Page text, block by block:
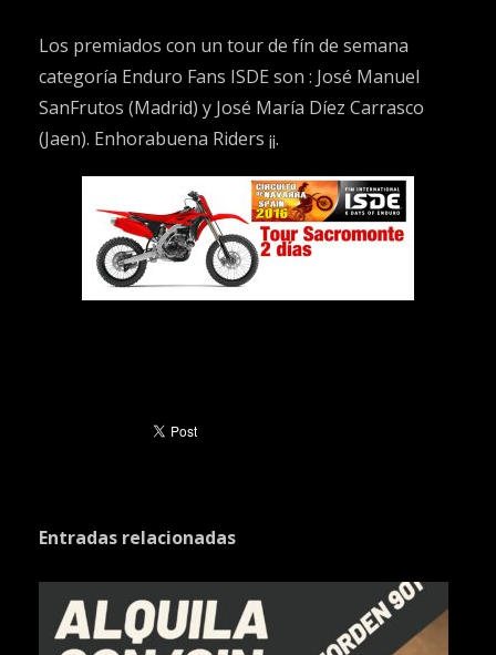
Los premiados con un tour de fín de semana
categoría Enduro Fans ISDE son : José Manuel
SanFrutos (Madrid) y José María Díez Carrasco
(Jaen). Enhorabuena Riders ¡¡.
Entradas relacionadas